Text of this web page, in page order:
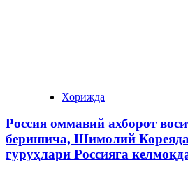
Хорижда
Россия оммавий ахборот
беришича, Шимолий
гуруҳлари Россияга